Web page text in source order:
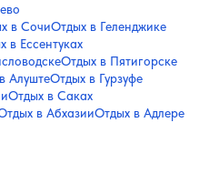
в СочиОтдых в Геленджике
в Ессентуках
Отдых в Пятигорске
АлуштеОтдых в Гурзуфе
Отдых в Саках
в АбхазииОтдых в Адлере